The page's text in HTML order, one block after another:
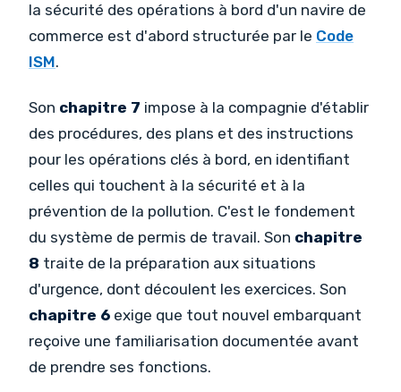
la sécurité des opérations à bord d'un navire de
commerce est d'abord structurée par le Code
ISM.
Son chapitre 7 impose à la compagnie d'établir
des procédures, des plans et des instructions
pour les opérations clés à bord, en identifiant
celles qui touchent à la sécurité et à la
prévention de la pollution. C'est le fondement
du système de permis de travail. Son chapitre
8 traite de la préparation aux situations
d'urgence, dont découlent les exercices. Son
chapitre 6 exige que tout nouvel embarquant
reçoive une familiarisation documentée avant
de prendre ses fonctions.